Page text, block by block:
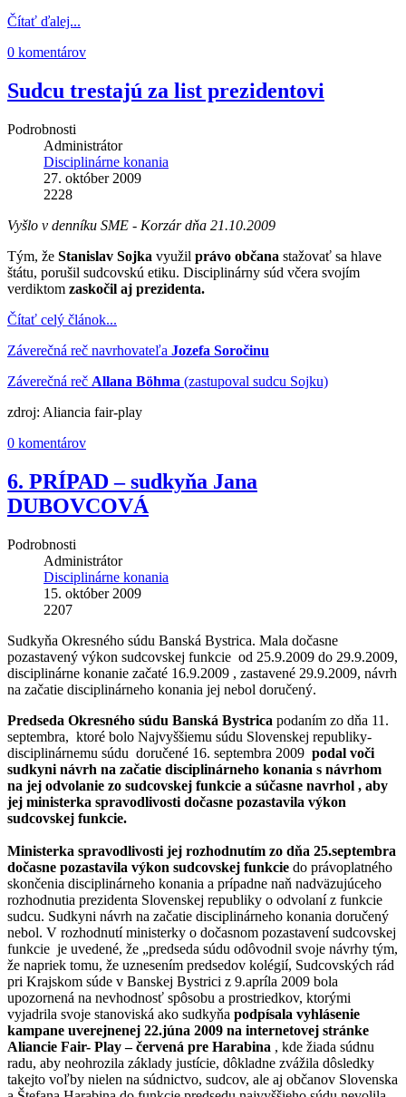
Čítať ďalej...
0 komentárov
Sudcu trestajú za list prezidentovi
Podrobnosti
Administrátor
Disciplinárne konania
27. október 2009
2228
Vyšlo v denníku SME - Korzár dňa 21.10.2009
Tým, že Stanislav Sojka využil právo občana stažovať sa hlave
štátu, porušil sudcovskú etiku. Disciplinárny súd včera svojím
verdiktom zaskočil aj prezidenta.
Čítať celý článok...
Záverečná reč navrhovateľa Jozefa Soročinu
Záverečná reč Allana Böhma (zastupoval sudcu Sojku)
zdroj: Aliancia fair-play
0 komentárov
6. PRÍPAD – sudkyňa Jana
DUBOVCOVÁ
Podrobnosti
Administrátor
Disciplinárne konania
15. október 2009
2207
Sudkyňa Okresného súdu Banská Bystrica. Mala dočasne
pozastavený výkon sudcovskej funkcie od 25.9.2009 do 29.9.2009,
disciplinárne konanie začaté 16.9.2009 , zastavené 29.9.2009, návrh
na začatie disciplinárneho konania jej nebol doručený.
Predseda Okresného súdu Banská Bystrica podaním zo dňa 11.
septembra, ktoré bolo Najvyššiemu súdu Slovenskej republiky-
disciplinárnemu súdu doručené 16. septembra 2009 podal voči
sudkyni návrh na začatie disciplinárneho konania s návrhom
na jej odvolanie zo sudcovskej funkcie a súčasne navrhol , aby
jej ministerka spravodlivosti dočasne pozastavila výkon
sudcovskej funkcie.
Ministerka spravodlivosti jej rozhodnutím zo dňa 25.septembra
dočasne pozastavila výkon sudcovskej funkcie do právoplatného
skončenia disciplinárneho konania a prípadne naň nadväzujúceho
rozhodnutia prezidenta Slovenskej republiky o odvolaní z funkcie
sudcu. Sudkyni návrh na začatie disciplinárneho konania doručený
nebol. V rozhodnutí ministerky o dočasnom pozastavení sudcovskej
funkcie je uvedené, že „predseda súdu odôvodnil svoje návrhy tým,
že napriek tomu, že uznesením predsedov kolégií, Sudcovských rád
pri Krajskom súde v Banskej Bystrici z 9.apríla 2009 bola
upozornená na nevhodnosť spôsobu a prostriedkov, ktorými
vyjadrila svoje stanoviská ako sudkyňa podpísala vyhlásenie
kampane uverejnenej 22.júna 2009 na internetovej stránke
Aliancie Fair- Play – červená pre Harabina , kde žiada súdnu
radu, aby neohrozila základy justície, dôkladne zvážila dôsledky
takejto voľby nielen na súdnictvo, sudcov, ale aj občanov Slovenska